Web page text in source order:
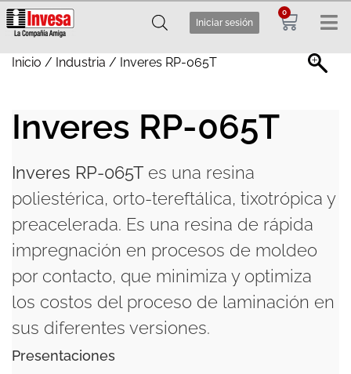
Iniciar sesión
0
Inicio / Industria / Inveres RP-065T
Inveres RP-065T
Inveres RP-065T es una resina
poliestérica, orto-tereftálica, tixotrópica y
preacelerada. Es una resina de rápida
impregnación en procesos de moldeo
por contacto, que minimiza y optimiza
los costos del proceso de laminación en
sus diferentes versiones.
Presentaciones